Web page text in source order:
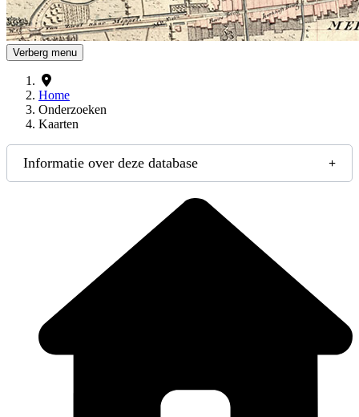
Verberg menu
Home
Onderzoeken
Kaarten
Informatie over deze database